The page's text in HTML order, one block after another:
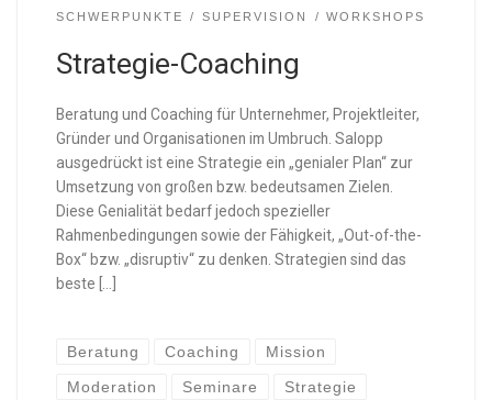
SCHWERPUNKTE SUPERVISION WORKSHOPS
Strategie-Coaching
Beratung und Coaching für Unternehmer, Projektleiter,
Gründer und Organisationen im Umbruch. Salopp
ausgedrückt ist eine Strategie ein „genialer Plan“ zur
Umsetzung von großen bzw. bedeutsamen Zielen.
Diese Genialität bedarf jedoch spezieller
Rahmenbedingungen sowie der Fähigkeit, „Out-of-the-
Box“ bzw. „disruptiv“ zu denken. Strategien sind das
beste […]
Beratung Coaching Mission
Moderation Seminare Strategie